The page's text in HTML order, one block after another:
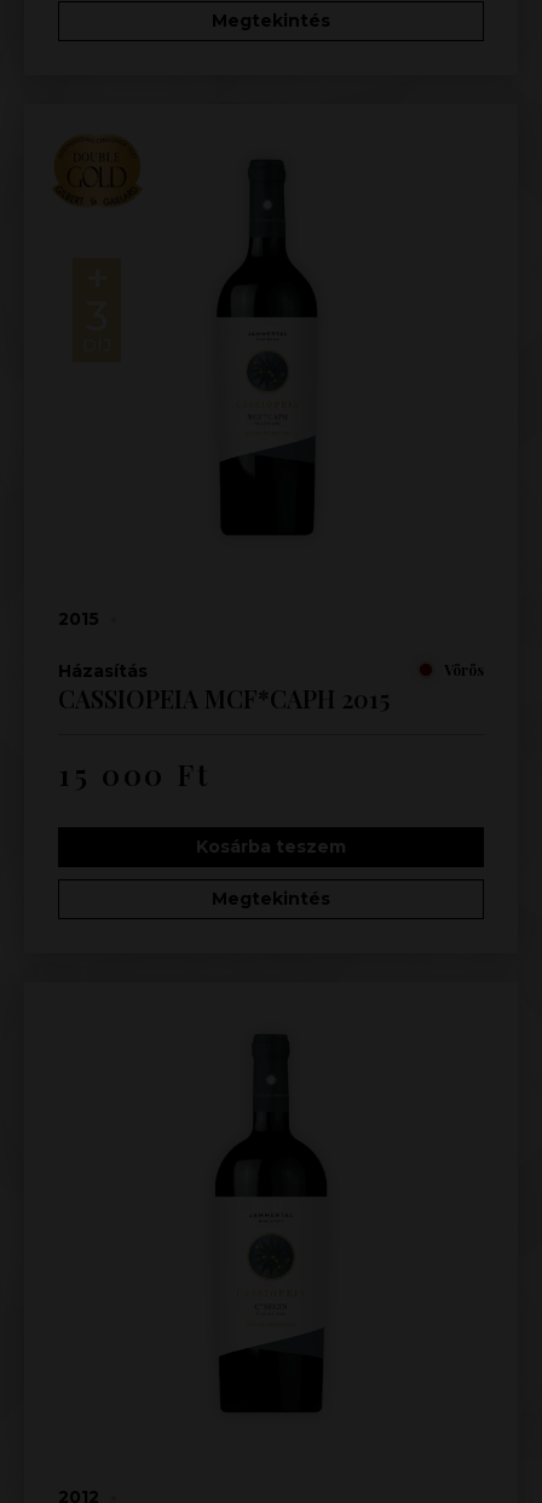
Megtekintés
2015
Házasítás Vörös
CASSIOPEIA MCF*CAPH 2015
15 000 Ft
Kosárba teszem
Megtekintés
2012